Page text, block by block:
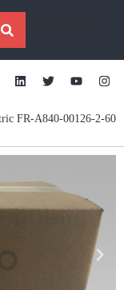
FR-A840-00126-2-60